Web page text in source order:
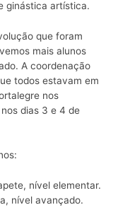
ginástica artística.
que foram
mais alunos
A coordenação
todos estavam em
nos
dias 3 e 4 de
nível elementar.
nível avançado.